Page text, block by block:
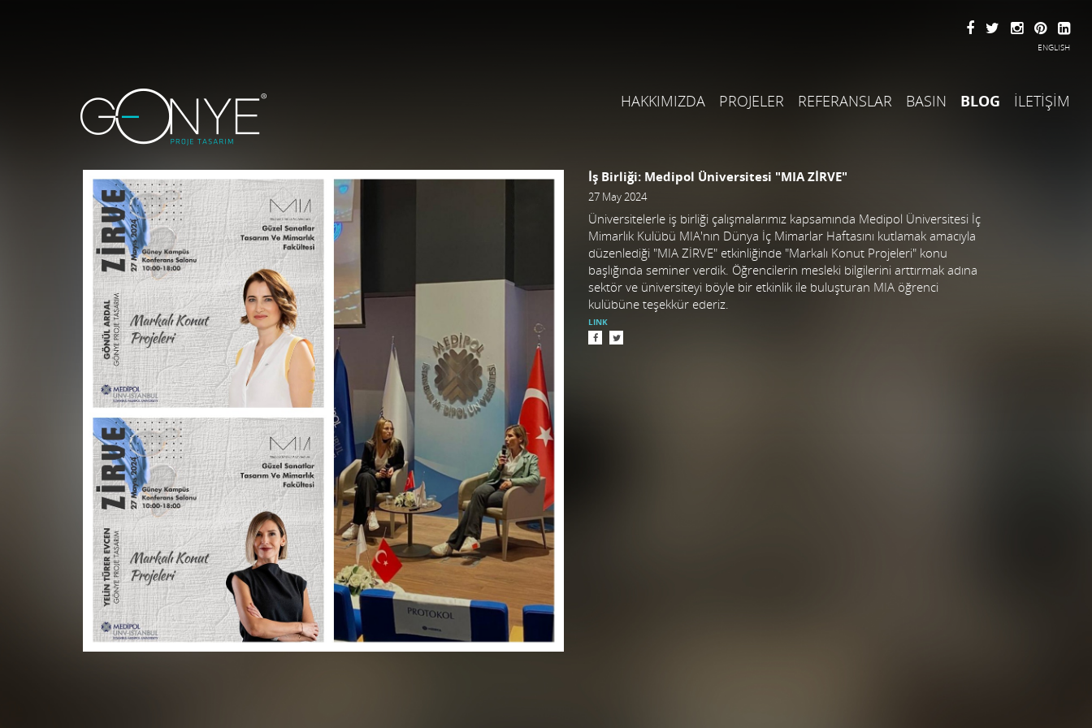
ENGLISH
HAKKIMIZDA PROJELER REFERANSLAR BASIN BLOG İLETİŞİM
İş Birliği: Medipol Üniversitesi "MIA ZİRVE"
27 May 2024
Üniversitelerle iş birliği çalışmalarımız kapsamında Medipol Üniversitesi İç
Mimarlık Kulübü MIA'nın Dünya İç Mimarlar Haftasını kutlamak amacıyla
düzenlediği "MIA ZİRVE" etkinliğinde "Markalı Konut Projeleri" konu
başlığında seminer verdik. Öğrencilerin mesleki bilgilerini arttırmak adına
sektör ve üniversiteyi böyle bir etkinlik ile buluşturan MIA öğrenci
kulübüne teşekkür ederiz.
LINK